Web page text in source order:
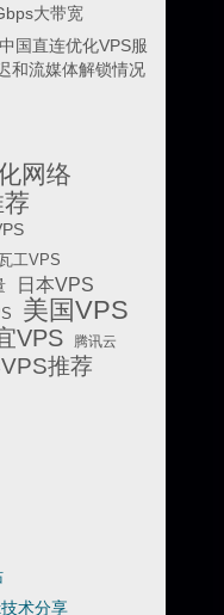
大带宽
国直连优化VPS服
和流媒体解锁情况
网络
工VPS
日本VPS
美国VPS
VPS 腾讯云
推荐
术分享